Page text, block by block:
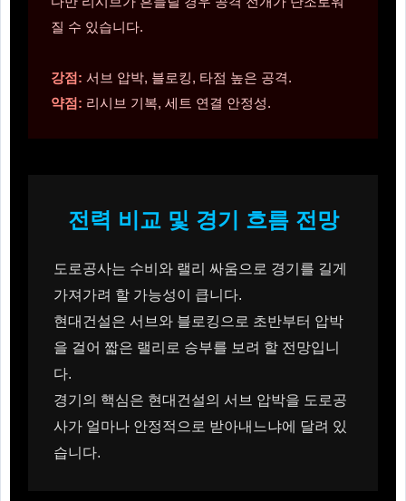
질 수 있습니다.
강점: 서브 압박, 블로킹, 타점 높은 공격.
약점: 리시브 기복, 세트 연결 안정성.
전력 비교 및 경기 흐름 전망
도로공사는 수비와 랠리 싸움으로 경기를 길게
가져가려 할 가능성이 큽니다.
현대건설은 서브와 블로킹으로 초반부터 압박
을 걸어 짧은 랠리로 승부를 보려 할 전망입니
다.
경기의 핵심은 현대건설의 서브 압박을 도로공
사가 얼마나 안정적으로 받아내느냐에 달려 있
습니다.